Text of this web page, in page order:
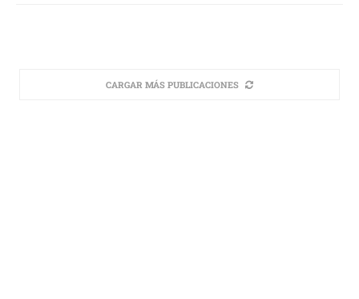
CARGAR MÁS PUBLICACIONES